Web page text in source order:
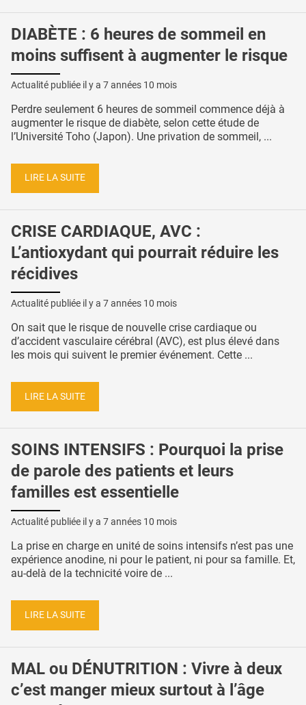
DIABÈTE : 6 heures de sommeil en
moins suffisent à augmenter le risque
Actualité publiée il y a 7 années 10 mois
Perdre seulement 6 heures de sommeil commence déjà à
augmenter le risque de diabète, selon cette étude de
l’Université Toho (Japon). Une privation de sommeil, ...
LIRE LA SUITE
CRISE CARDIAQUE, AVC :
L’antioxydant qui pourrait réduire les
récidives
Actualité publiée il y a 7 années 10 mois
On sait que le risque de nouvelle crise cardiaque ou
d’accident vasculaire cérébral (AVC), est plus élevé dans
les mois qui suivent le premier événement. Cette ...
LIRE LA SUITE
SOINS INTENSIFS : Pourquoi la prise
de parole des patients et leurs
familles est essentielle
Actualité publiée il y a 7 années 10 mois
La prise en charge en unité de soins intensifs n’est pas une
expérience anodine, ni pour le patient, ni pour sa famille. Et,
au-delà de la technicité voire de ...
LIRE LA SUITE
MAL ou DÉNUTRITION : Vivre à deux
c’est manger mieux surtout à l’âge